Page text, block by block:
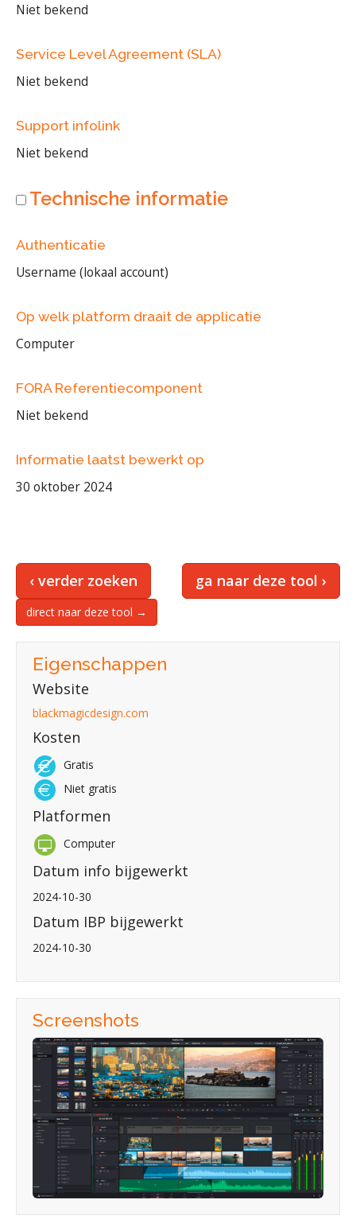
Niet bekend
Service Level Agreement (SLA)
Niet bekend
Support infolink
Niet bekend
Technische informatie
Authenticatie
Username (lokaal account)
Op welk platform draait de applicatie
Computer
FORA Referentiecomponent
Niet bekend
Informatie laatst bewerkt op
30 oktober 2024
‹ verder zoeken ga naar deze tool ›
direct naar deze tool →
Eigenschappen
Website
blackmagicdesign.com
Kosten
Gratis
Niet gratis
Platformen
Computer
Datum info bijgewerkt
2024-10-30
Datum IBP bijgewerkt
2024-10-30
Screenshots